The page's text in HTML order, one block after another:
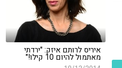
איריס לרותם איזק: "ירדתי
מאתמול להיום 10 קילו!"